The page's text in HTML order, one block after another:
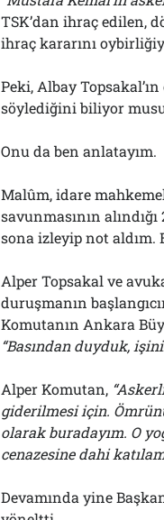
TSK’dan ihraç edilen,
ihraç kararını
Peki, Albay
söylediğini biliyor
Onu da ben anlatayım.
Malûm, idare
savunmasının
sona izleyip not aldım.
Alper Topsakal ve
duruşmanın
Komutanın Ankara
“Basından duyduk,
Alper Komutan,
giderilmesi için.
olarak buradayım. O
cenazesine dahi
Devamında yine